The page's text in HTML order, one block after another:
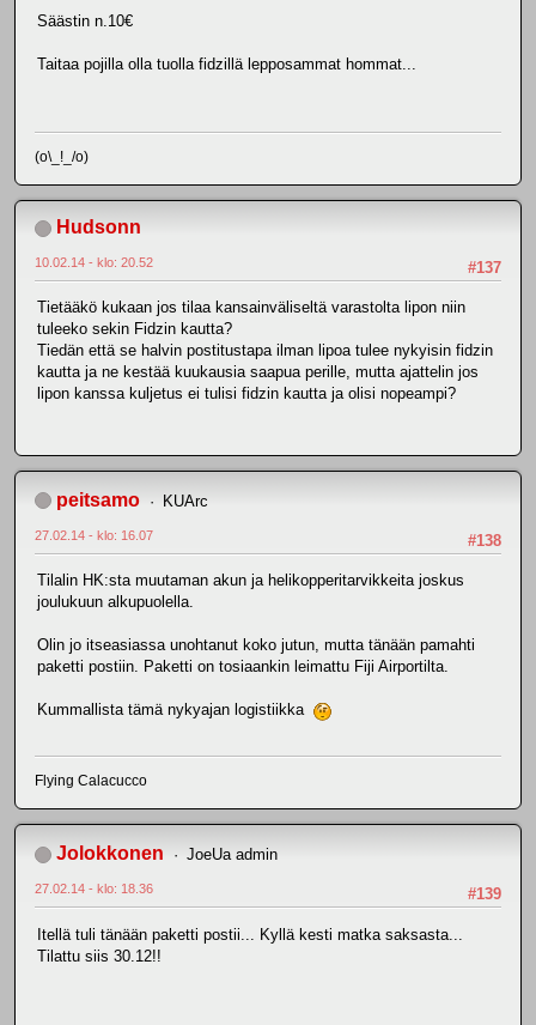
Säästin n.10€
Taitaa pojilla olla tuolla fidzillä lepposammat hommat...
(o\_!_/o)
Hudsonn
#137
10.02.14 - klo: 20.52
Tietääkö kukaan jos tilaa kansainväliseltä varastolta lipon niin
tuleeko sekin Fidzin kautta?
Tiedän että se halvin postitustapa ilman lipoa tulee nykyisin fidzin
kautta ja ne kestää kuukausia saapua perille, mutta ajattelin jos
lipon kanssa kuljetus ei tulisi fidzin kautta ja olisi nopeampi?
peitsamo KUArc
#138
27.02.14 - klo: 16.07
Tilalin HK:sta muutaman akun ja helikopperitarvikkeita joskus
joulukuun alkupuolella.
Olin jo itseasiassa unohtanut koko jutun, mutta tänään pamahti
paketti postiin. Paketti on tosiaankin leimattu Fiji Airportilta.
Kummallista tämä nykyajan logistiikka
Flying Calacucco
Jolokkonen JoeUa admin
#139
27.02.14 - klo: 18.36
Itellä tuli tänään paketti postii... Kyllä kesti matka saksasta...
Tilattu siis 30.12!!